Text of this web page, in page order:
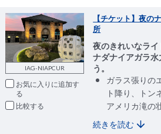
IAG-NIAPCUR
お気に入りに追加
比較
【チケット】夜の
所
夜のきれいなラ
ナダナイアガラ
う。
ガラス張りの
ト降り、トン
アメリカ滝の
続きを読む